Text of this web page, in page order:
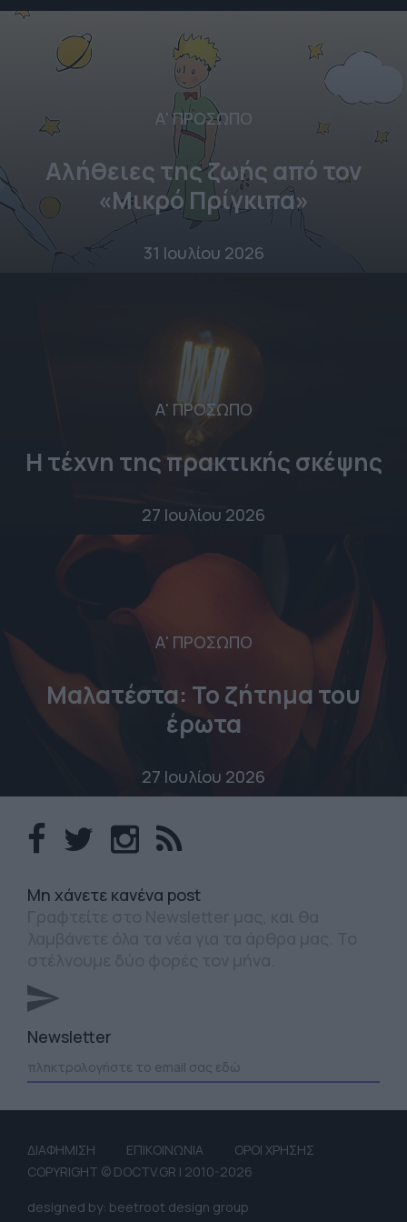
Α' ΠΡΟΣΩΠΟ
Αλήθειες της ζωής από τον
«Μικρό Πρίγκιπα»
31 Ιουλίου 2026
Α' ΠΡΟΣΩΠΟ
Η τέχνη της πρακτικής σκέψης
27 Ιουλίου 2026
Α' ΠΡΟΣΩΠΟ
Μαλατέστα: Το ζήτημα του
έρωτα
27 Ιουλίου 2026
Mη χάνετε κανένα post
Newsletter
ΔΙΑΦΗΜΙΣΗ ΕΠΙΚΟΙΝΩΝΙΑ
ΟΡΟΙ ΧΡΗΣΗΣ
COPYRIGHT © DOCTV.GR | 2010-2026
designed by: beetroot design group